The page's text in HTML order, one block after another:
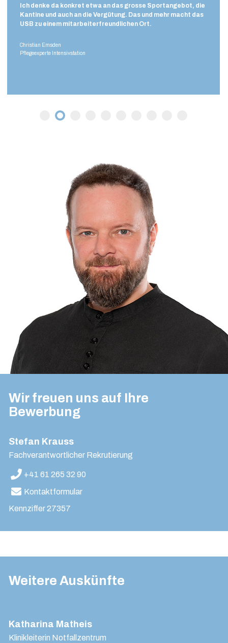
Ich denke da konkret etwa an das grosse Sportangebot, die
Kantine und auch an die Vergütung. Das und mehr macht das
USB zu einem mitarbeiterfreundlichen Ort.
Christian Emsden
Pflegeexperte Intensivstation
Weitere Auskünfte
Katharina Matheis
Klinikleiterin Notfallzentrum
Wir freuen uns auf Ihre
Bewerbung
Stefan Krauss
Fachverantwortlicher Rekrutierung
+41 61 265 32 90
Kontaktformular
Kennziffer27357